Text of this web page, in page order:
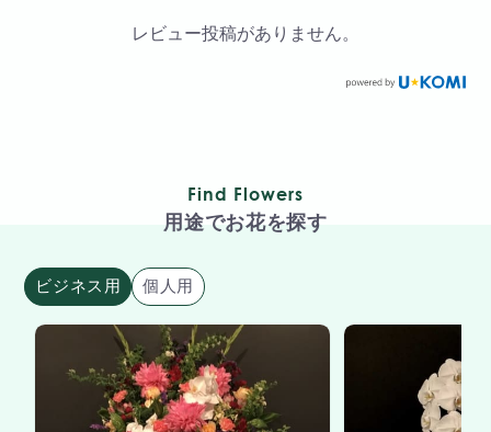
レビュー投稿がありません。
Find Flowers
用途でお花を探す
ビジネス用 個人用